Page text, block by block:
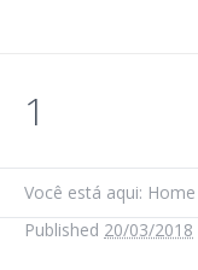
1
Você está aqui: Home
Published 20/03/2018